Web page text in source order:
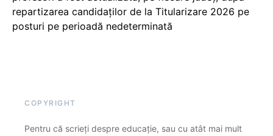
repartizarea candidaților de la Titularizare 2026 pe
posturi pe perioadă nedeterminată
COPYRIGHT
Pentru că scrieți despre educație, sau cu atât mai mult